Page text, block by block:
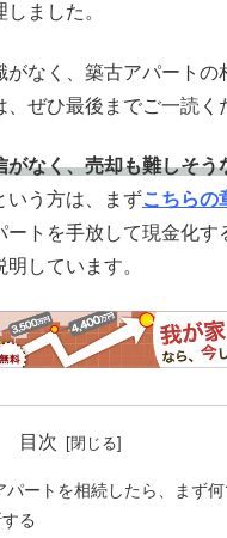
ました。
がなく、築古アパートの
ぜひ最後までご一読く
がなく、売却も難しそう
いう方は、まずこちらの
ートを手放して現金化す
しています。
目次
パートを相続したら、まず何
る